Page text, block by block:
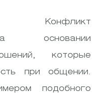
Конфликт
основании
которые
при общении.
подобного